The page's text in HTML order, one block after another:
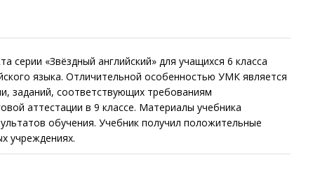
«Звёздный английский» для учащихся 6 класса
языка. Отличительной особенностью УМК является
заданий, соответствующих требованиям
аттестации в 9 классе. Материалы учебника
обучения. Учебник получил положительные
учреждениях.